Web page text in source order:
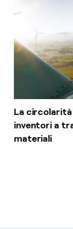
La circolarità
inventori a
materiali